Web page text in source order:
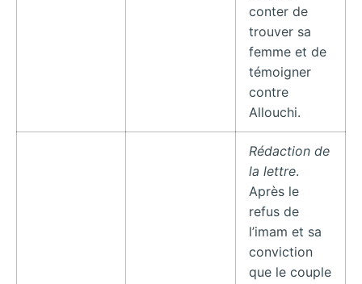
conter de
trouver sa
femme et de
témoigner
contre
Allouchi.
Rédaction de
la lettre.
Après le
refus de
l’imam et sa
conviction
que le couple